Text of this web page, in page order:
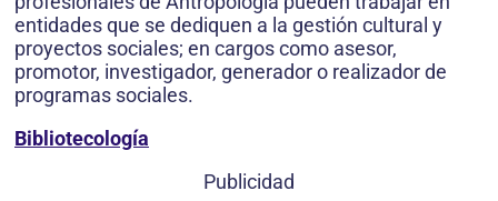
entidades que se dediquen a la gestión cultural y
proyectos sociales; en cargos como asesor,
promotor, investigador, generador o realizador de
programas sociales.
Bibliotecología
Publicidad